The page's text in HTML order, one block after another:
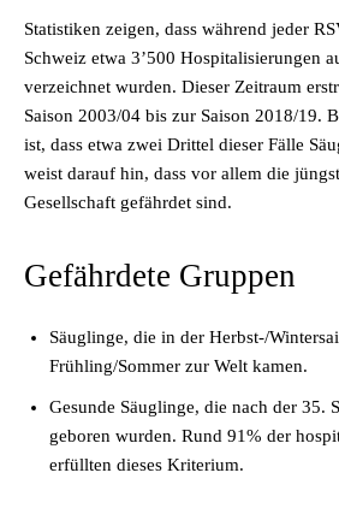
Statistiken zeigen, dass während jeder
Schweiz etwa 3’500 Hospitalisierungen
verzeichnet wurden. Dieser Zeitraum
Saison 2003/04 bis zur Saison 2018/19.
ist, dass etwa zwei Drittel dieser Fälle
weist darauf hin, dass vor allem die
Gesellschaft gefährdet sind.
Gefährdete Gruppen
Säuglinge, die in der Herbst-/
Frühling/Sommer zur Welt kamen.
Gesunde Säuglinge, die nach der 35.
geboren wurden. Rund 91% der
erfüllten dieses Kriterium.